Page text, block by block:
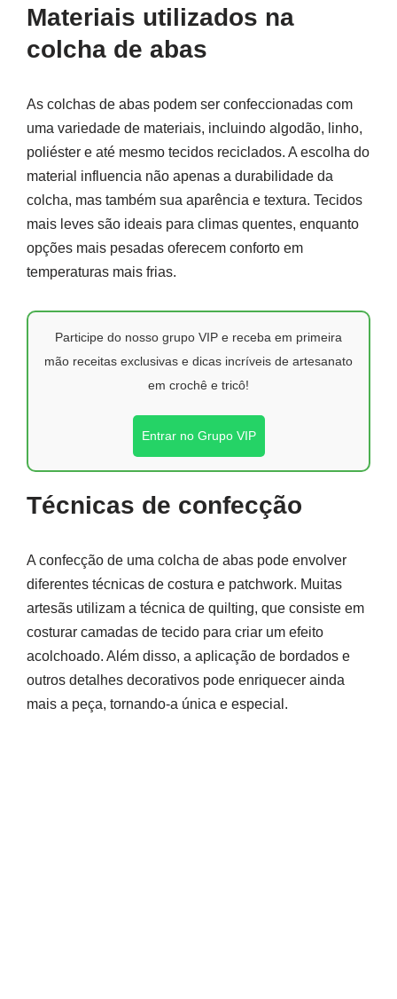
Materiais utilizados na
colcha de abas
As colchas de abas podem ser confeccionadas com
uma variedade de materiais, incluindo algodão, linho,
poliéster e até mesmo tecidos reciclados. A escolha do
material influencia não apenas a durabilidade da
colcha, mas também sua aparência e textura. Tecidos
mais leves são ideais para climas quentes, enquanto
opções mais pesadas oferecem conforto em
temperaturas mais frias.
Participe do nosso grupo VIP e receba em primeira
mão receitas exclusivas e dicas incríveis de artesanato
em crochê e tricô!
Entrar no Grupo VIP
Técnicas de confecção
A confecção de uma colcha de abas pode envolver
diferentes técnicas de costura e patchwork. Muitas
artesãs utilizam a técnica de quilting, que consiste em
costurar camadas de tecido para criar um efeito
acolchoado. Além disso, a aplicação de bordados e
outros detalhes decorativos pode enriquecer ainda
mais a peça, tornando-a única e especial.